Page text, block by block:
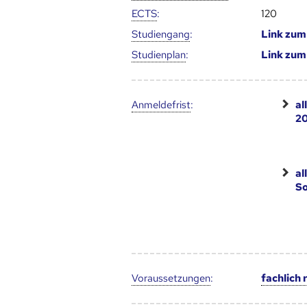
ECTS:
120
Studien­gang:
Link
Studien­plan: Link
Anmelde­frist:
Voraus­setzungen: fachlich